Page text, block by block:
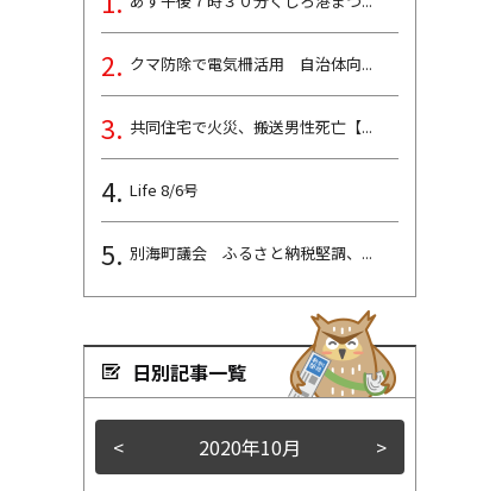
クマ防除で電気柵活用 自治体向...
共同住宅で火災、搬送男性死亡【...
Life 8/6号
別海町議会 ふるさと納税堅調、...
日別記事一覧
< >
2020年10月